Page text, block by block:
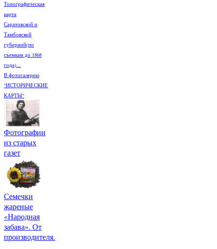
Топографическая
карта
Саратовской и
Тамбовской
губерний(по
съемкам до 1868
года)...
В фотогалерею
"ИСТОРИЧЕСКИЕ
КАРТЫ"
Фотографии
из старых
газет
Семечки
жареные
«Народная
забава». От
производителя.